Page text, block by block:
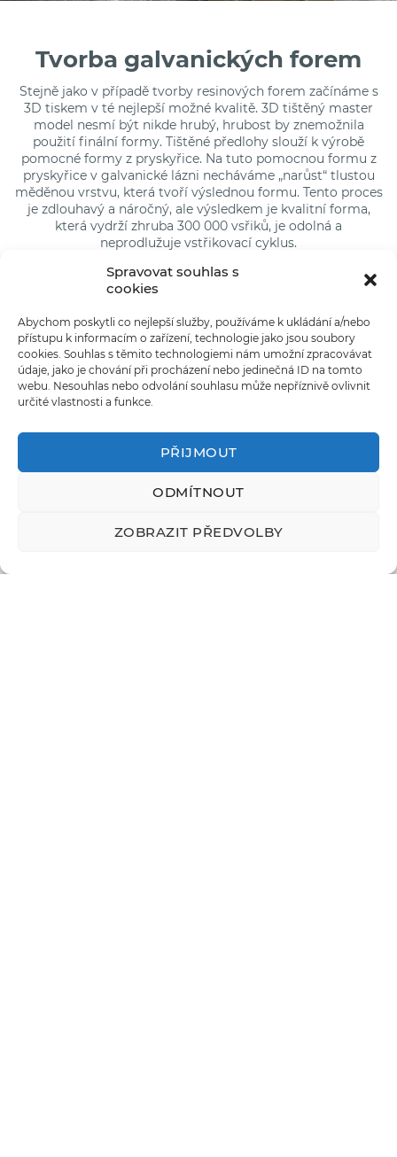
Spravovat souhlas s
cookies
Abychom poskytli co nejlepší služby, používáme k ukládání a/nebo
přístupu k informacím o zařízení, technologie jako jsou soubory
cookies. Souhlas s těmito technologiemi nám umožní zpracovávat
údaje, jako je chování při procházení nebo jedinečná ID na tomto
webu. Nesouhlas nebo odvolání souhlasu může nepříznivě ovlivnit
určité vlastnosti a funkce.
PŘIJMOUT
ODMÍTNOUT
ZOBRAZIT PŘEDVOLBY
Tvorba galvanických forem
Stejně jako v případě tvorby resinových forem začínáme s
3D tiskem v té nejlepší možné kvalitě. 3D tištěný master
model nesmí být nikde hrubý, hrubost by znemožnila
použití finální formy. Tištěné předlohy slouží k výrobě
pomocné formy z pryskyřice. Na tuto pomocnou formu z
pryskyřice v galvanické lázni necháváme „narůst“ tlustou
měděnou vrstvu, která tvoří výslednou formu. Tento proces
je zdlouhavý a náročný, ale výsledkem je kvalitní forma,
která vydrží zhruba 300 000 vsřiků, je odolná a
neprodlužuje vstřikovací cyklus.
Tvorba frézovaných forem